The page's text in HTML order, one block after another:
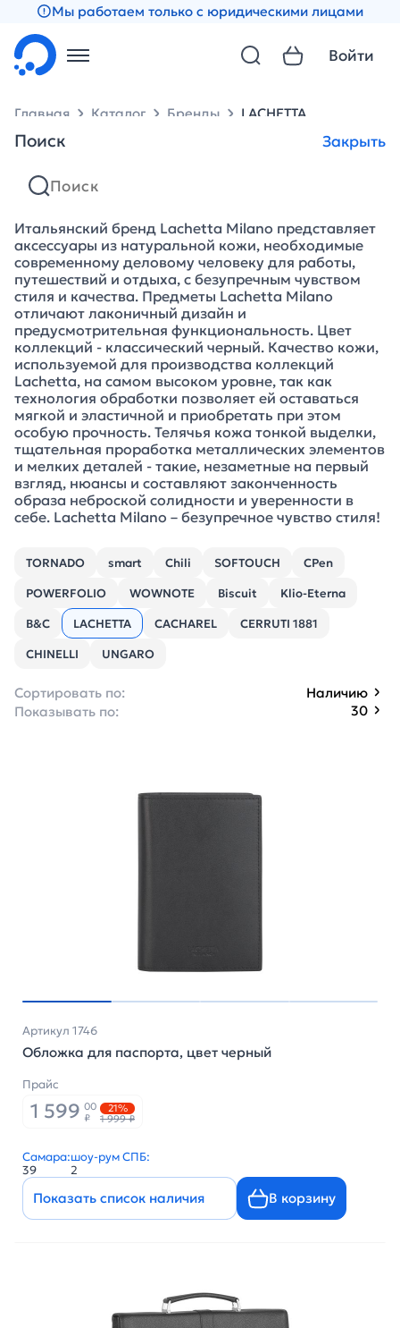
Мы работаем только с юридическими лицами
Поиск Закрыть
Войти
Главная Каталог Бренды LACHETTA
LACHETTA
Итальянский бренд Lachetta Milano представляет
аксессуары из натуральной кожи, необходимые
современному деловому человеку для работы,
путешествий и отдыха, с безупречным чувством
стиля и качества. Предметы Lachetta Milano
отличают лаконичный дизайн и
предусмотрительная функциональность. Цвет
коллекций - классический черный. Качество кожи,
используемой для производства коллекций
Lachetta, на самом высоком уровне, так как
технология обработки позволяет ей оставаться
мягкой и эластичной и приобретать при этом
особую прочность. Телячья кожа тонкой выделки,
тщательная проработка металлических элементов
и мелких деталей - такие, незаметные на первый
взгляд, нюансы и составляют законченность
образа неброской солидности и уверенности в
себе. Lachetta Milano – безупречное чувство стиля!
TORNADO smart Chili SOFTOUCH
CPen
POWERFOLIO
WOWNOTE Biscuit
Klio-Eterna
B&C
LACHETTA CACHAREL
CERRUTI 1881
CHINELLI
UNGARO
Сортировать по:
Наличию
Показывать по:
30
Артикул 1746
Обложка для паспорта, цвет черный
Прайс
1 599 00
₽
21%
1 999 ₽
Самара:
39
шоу-рум СПБ:
2
Показать список наличия В корзину